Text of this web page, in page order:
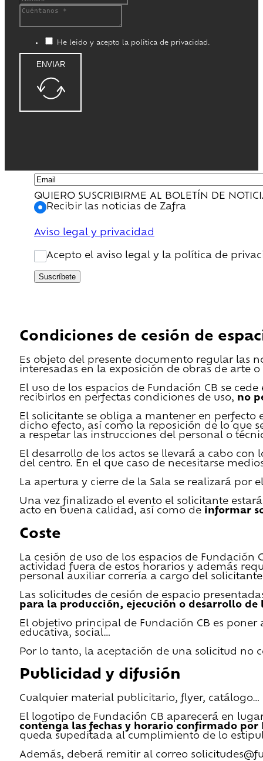
He leido y acepto la política de privacidad.
ENVIAR
QUIERO SUSCRIBIRME AL BOLETÍN DE
Recibir las noticias de Zafra
Aviso legal y privacidad
Acepto el aviso legal y la política de
Suscríbete
Condiciones de cesión de
Es objeto del presente documento regular las
interesadas en la exposición de obras de arte
El uso de los espacios de Fundación CB se
recibirlos en perfectas condiciones de uso, no
El solicitante se obliga a mantener en perfecto
dicho efecto, así como la reposición de lo que
a respetar las instrucciones del personal o
El desarrollo de los actos se llevará a cabo
del centro. En el que caso de necesitarse
La apertura y cierre de la Sala se realizará por
Una vez finalizado el evento el solicitante
acto en buena calidad, así como de informar
Coste
La cesión de uso de los espacios de
actividad fuera de estos horarios y además
personal auxiliar correría a cargo del
Las solicitudes de cesión de espacio
para la producción, ejecución o desarrollo de
El objetivo principal de Fundación CB es
educativa, social…
Por lo tanto, la aceptación de una solicitud
Publicidad y difusión
Cualquier material publicitario, flyer, catálogo…
El logotipo de Fundación CB aparecerá en
contenga las fechas y horario confirmado por
queda supeditada al cumplimiento de lo
Además, deberá remitir al correo